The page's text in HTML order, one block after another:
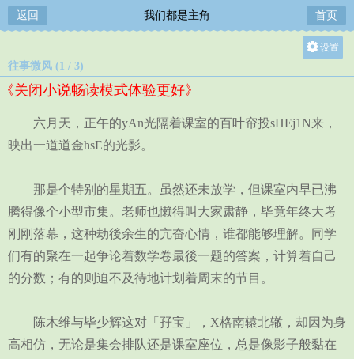
返回 我们都是主角 首页
设置
中
往事微风 (1 / 3)
《关闭小说畅读模式体验更好》
六月天，正午的yAn光隔着课室的百叶帘投sHEj1N来，
映出一道道金hsE的光影。
那是个特别的星期五。虽然还未放学，但课室内早已沸
腾得像个小型市集。老师也懒得叫大家肃静，毕竟年终大考
刚刚落幕，这种劫後余生的亢奋心情，谁都能够理解。同学
们有的聚在一起争论着数学卷最後一题的答案，计算着自己
的分数；有的则迫不及待地计划着周末的节目。
陈木维与毕少辉这对「孖宝」，X格南辕北辙，却因为身
高相仿，无论是集会排队还是课室座位，总是像影子般黏在